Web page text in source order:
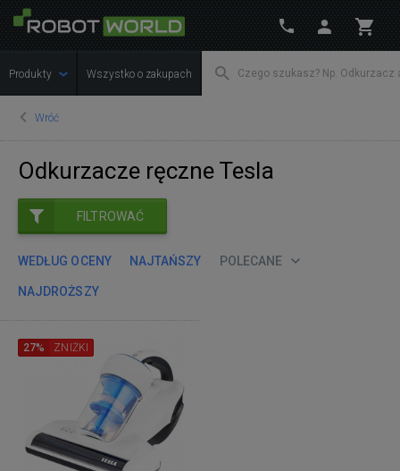
Produkty Wszystko o zakupach
Wróć
Odkurzacze ręczne Tesla
FILTROWAĆ
WEDŁUG OCENY NAJTAŃSZY POLECANE
NAJDROŻSZY
27% ZNIŻKI